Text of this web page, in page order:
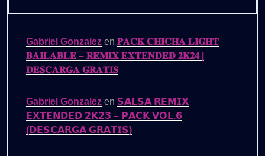
Gabriel Gonzalez en 𝐏𝐀𝐂𝐊 𝐂𝐇𝐈𝐂𝐇𝐀 𝐋𝐈𝐆𝐇𝐓
𝐁𝐀𝐈𝐋𝐀𝐁𝐋𝐄 – 𝐑𝐄𝐌𝐈𝐗 𝐄𝐗𝐓𝐄𝐍𝐃𝐄𝐃 𝟐𝐊𝟐𝟒 |
𝐃𝐄𝐒𝐂𝐀𝐑𝐆𝐀 𝐆𝐑𝐀𝐓𝐈𝐒
Gabriel Gonzalez en 𝗦𝗔𝗟𝗦𝗔 𝗥𝗘𝗠𝗜𝗫
𝗘𝗫𝗧𝗘𝗡𝗗𝗘𝗗 𝟮𝗞𝟮𝟯 – 𝗣𝗔𝗖𝗞 𝗩𝗢𝗟.𝟲
(𝗗𝗘𝗦𝗖𝗔𝗥𝗚𝗔 𝗚𝗥𝗔𝗧𝗜𝗦)